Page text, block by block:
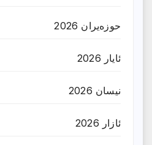
حوزه‌یران 2026
ئایار 2026
نیسان 2026
ئازار 2026